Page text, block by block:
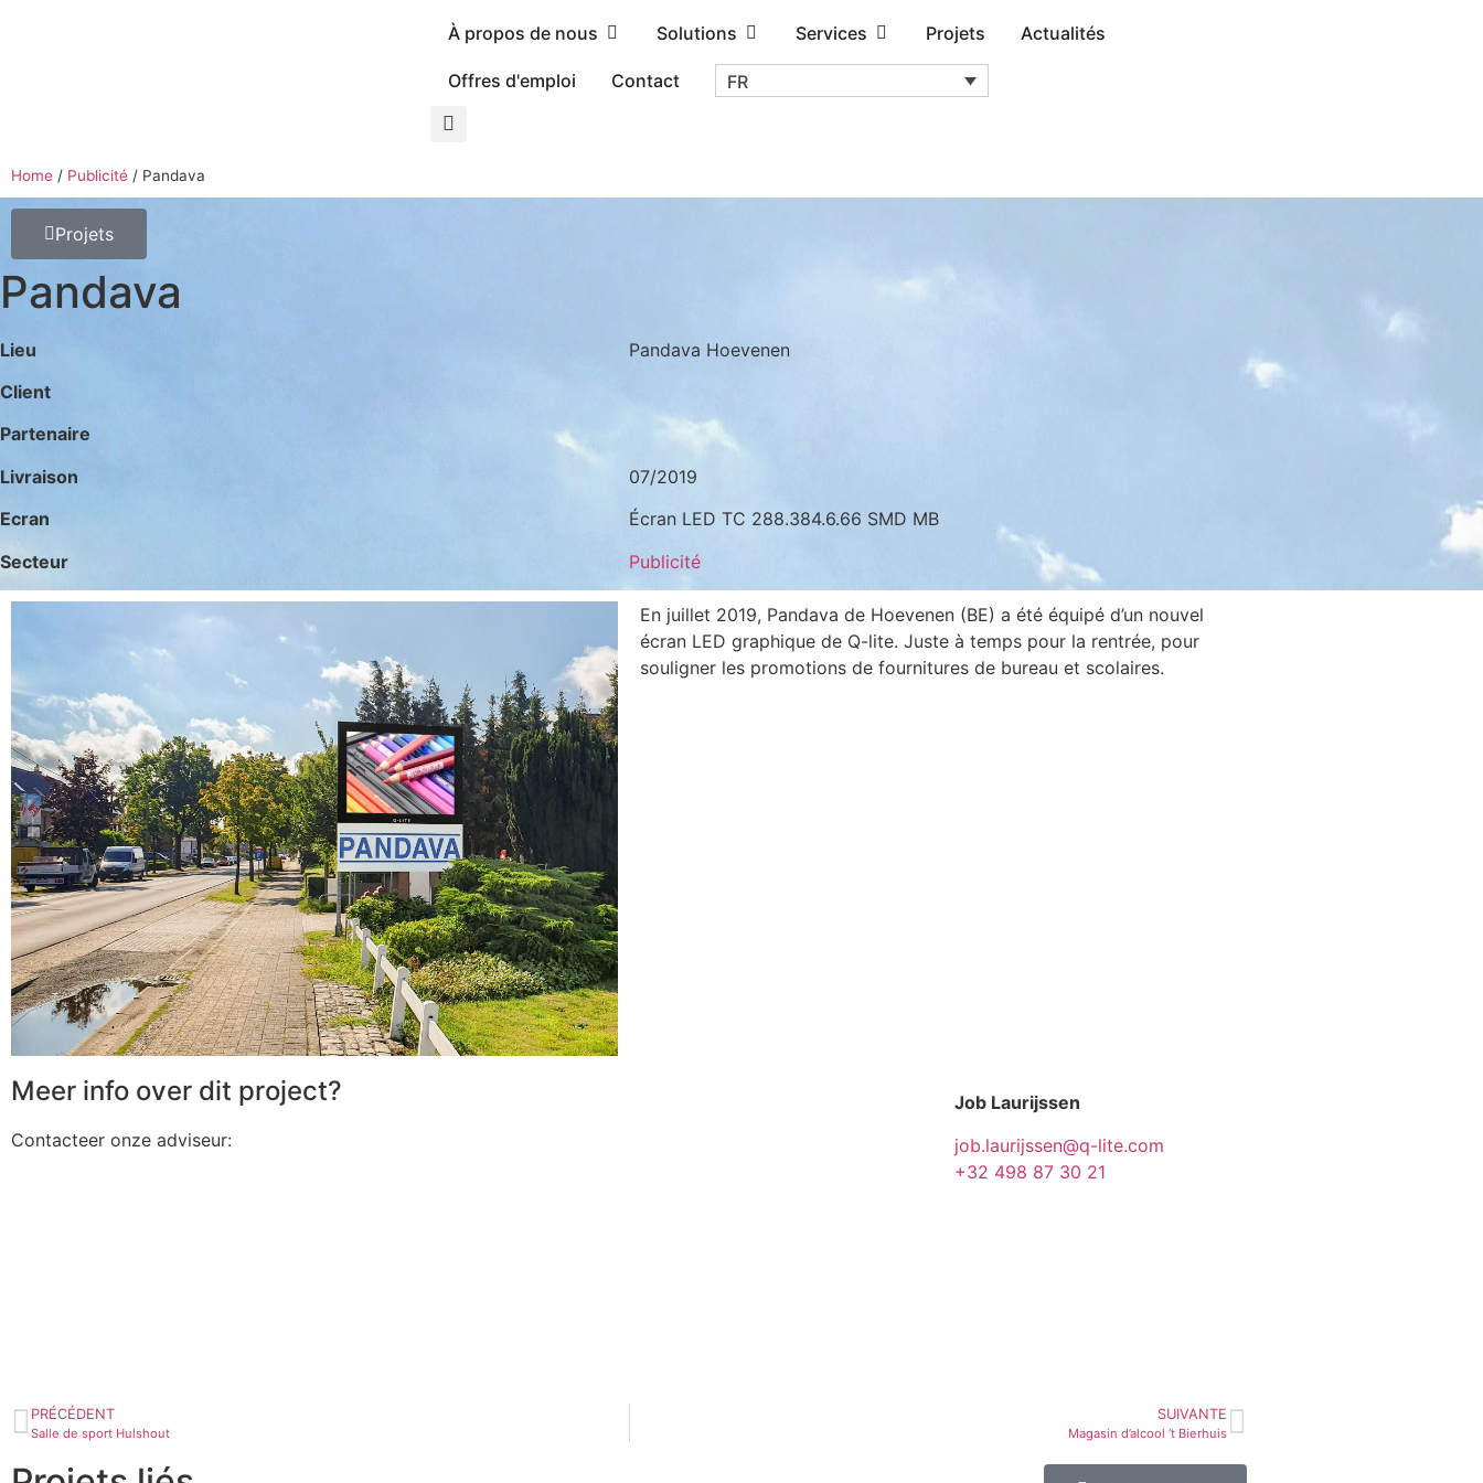
À propos de nous Solutions Services Projets Actualités
Offres d'emploi Contact FR
Home / Publicité / Pandava
Projets
Pandava
Lieu
Pandava Hoevenen
Client
Partenaire
Livraison
07/2019
Ecran
Écran LED TC 288.384.6.66 SMD MB
Secteur
Publicité
En juillet 2019, Pandava de Hoevenen (BE) a été équipé d’un nouvel
écran LED graphique de Q-lite. Juste à temps pour la rentrée, pour
souligner les promotions de fournitures de bureau et scolaires.
Meer info over dit project?
Contacteer onze adviseur:
Job Laurijssen
job.laurijssen@q-lite.com
+32 498 87 30 21
PRÉCÉDENT
Salle de sport Hulshout
SUIVANTE
Magasin d’alcool ‘t Bierhuis